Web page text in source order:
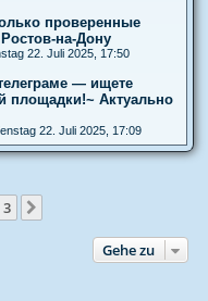
проверенные
на-Дону
22. Juli 2025, 17:50
— ищете
площадки!~ Актуально
22. Juli 2025, 17:09
3
Gehe zu